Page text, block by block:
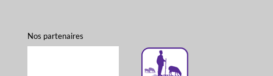
Nos partenaires